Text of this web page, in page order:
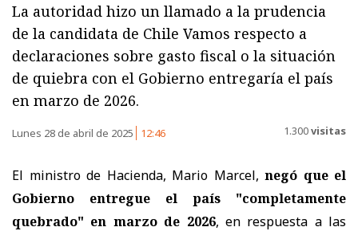
La autoridad hizo un llamado a la prudencia
de la candidata de Chile Vamos respecto a
declaraciones sobre gasto fiscal o la situación
de quiebra con el Gobierno entregaría el país
en marzo de 2026.
Lunes 28 de abril de 2025 12:46 1.300visitas
El ministro de Hacienda, Mario Marcel, negó que el
Gobierno entregue el país "completamente
quebrado" en marzo de 2026, en respuesta a las